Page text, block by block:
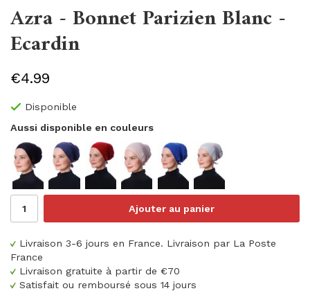
Azra - Bonnet Parizien Blanc -
Ecardin
€4.99
Disponible
Aussi disponible en couleurs
Ajouter au panier
Livraison 3-6 jours en France. Livraison par La Poste
France
Livraison gratuite à partir de €70
Satisfait ou remboursé sous 14 jours